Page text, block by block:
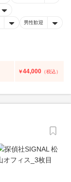
男性歓迎
￥44,000 （税込）